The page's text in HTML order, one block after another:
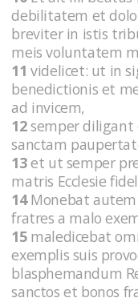
debilitatem et
breviter in istis
meis voluntatem
11 videlicet: ut in
benedictionis et
ad invicem,
12semper diligant
sanctam
13et ut semper
matris Ecclesie
14Monebat
fratres a malo
15maledicebat
exemplis suis
blasphemandum
sanctos et bonos